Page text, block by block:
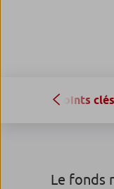
Points clés
Le fonds